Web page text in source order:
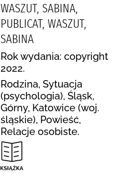
WASZUT, SABINA,
PUBLICAT, WASZUT,
SABINA
Rok wydania: copyright
2022.
Rodzina, Sytuacja
(psychologia), Śląsk,
Górny, Katowice (woj.
śląskie), Powieść,
Relacje osobiste.